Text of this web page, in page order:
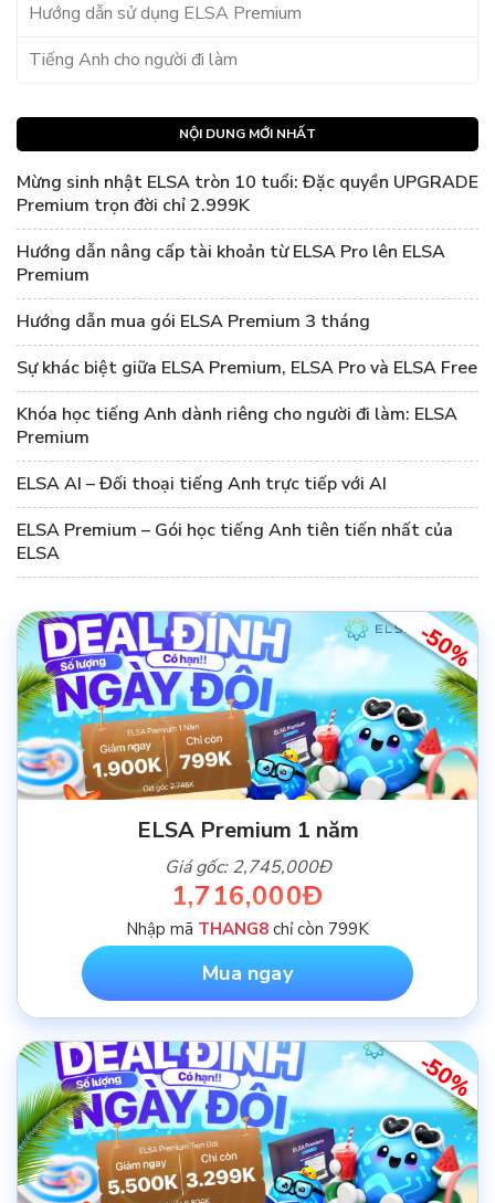
Hướng dẫn sử dụng ELSA Premium
Tiếng Anh cho người đi làm
NỘI DUNG MỚI NHẤT
Mừng sinh nhật ELSA tròn 10 tuổi: Đặc quyền UPGRADE
Premium trọn đời chỉ 2.999K
Hướng dẫn nâng cấp tài khoản từ ELSA Pro lên ELSA
Premium
Hướng dẫn mua gói ELSA Premium 3 tháng
Sự khác biệt giữa ELSA Premium, ELSA Pro và ELSA Free
Khóa học tiếng Anh dành riêng cho người đi làm: ELSA
Premium
ELSA AI – Đối thoại tiếng Anh trực tiếp với AI
ELSA Premium – Gói học tiếng Anh tiên tiến nhất của
ELSA
-50%
ELSA Premium 1 năm
Giá gốc: 2,745,000Đ
1,716,000Đ
Nhập mã THANG8 chỉ còn 799K
Mua ngay
-50%